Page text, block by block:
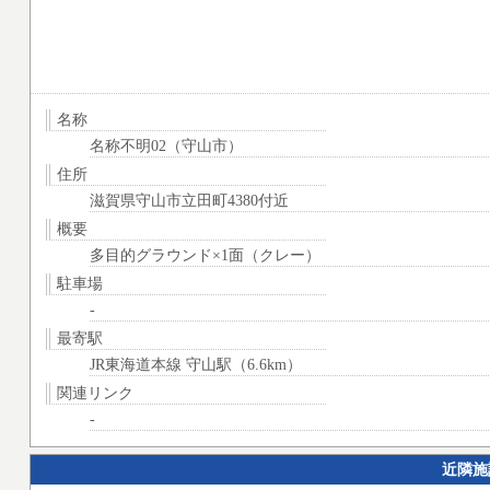
名称
名称不明02（守山市）
住所
滋賀県守山市立田町4380付近
概要
多目的グラウンド×1面（クレー）
駐車場
-
最寄駅
JR東海道本線 守山駅（6.6km）
関連リンク
-
近隣